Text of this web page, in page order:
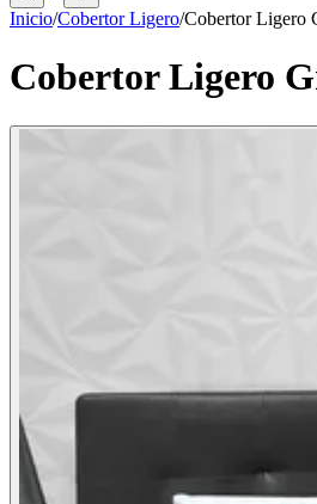
Inicio/Cobertor Ligero/Cobertor Ligero
Cobertor Ligero